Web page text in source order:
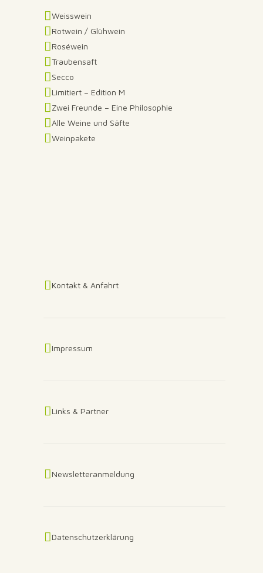
Weisswein
Rotwein / Glühwein
Roséwein
Traubensaft
Secco
Limitiert – Edition M
Zwei Freunde – Eine Philosophie
Alle Weine und Säfte
Weinpakete
Kontakt & Anfahrt
Impressum
Links & Partner
Newsletteranmeldung
Datenschutzerklärung